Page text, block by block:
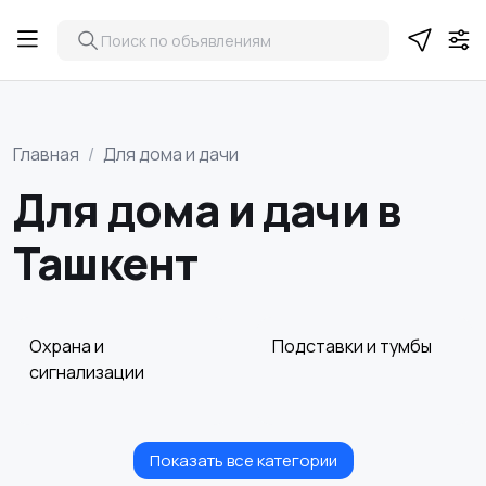
Главная Для дома и дачи
Для дома и дачи в
Ташкент
Охрана и
сигнализации
Подставки и тумбы
Растения и семена
Показать все категории